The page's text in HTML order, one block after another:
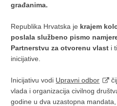
građanima.
Republika Hrvatska je krajem
poslala službeno pismo
Partnerstvu za otvorenu vlast i
inicijative.
Inicijativu vodi Upravni odbor
vlada i organizacija civilnog
godine u dva uzastopna